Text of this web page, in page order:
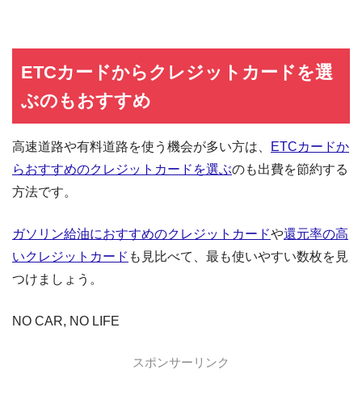
ETCカードからクレジットカードを選
ぶのもおすすめ
高速道路や有料道路を使う機会が多い方は、
ETCカードか
らおすすめのクレジットカードを選ぶのも出費を節約する
方法です。
ガソリン給油におすすめのクレジットカードや還元率の高
いクレジットカード も見比べて、最も使いやすい数枚を見
つけましょう。
NO CAR, NO LIFE
スポンサーリンク